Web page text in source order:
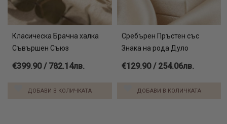
Класическа Брачна халка
Съвършен Съюз
€399.90 / 782.14лв.
ДОБАВИ В КОЛИЧКАТА
Сребърен Пръстен със
Знака на рода Дуло
€129.90 / 254.06лв.
ДОБАВИ В КОЛИЧКАТА